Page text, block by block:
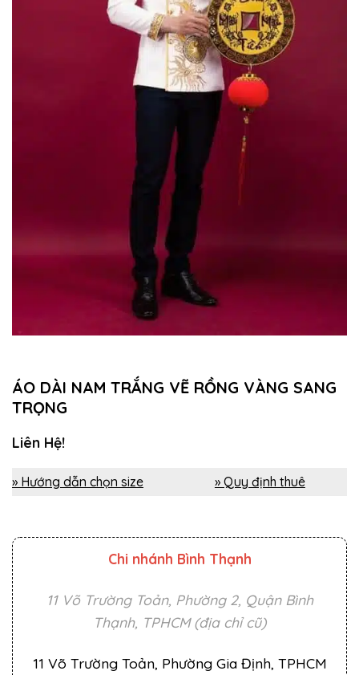
ÁO DÀI NAM TRẮNG VẼ RỒNG VÀNG SANG
TRỌNG
Liên Hệ!
» Hướng dẫn chọn size » Quy định thuê
Chi nhánh Bình Thạnh
11 Võ Trường Toản, Phường 2, Quận Bình
Thạnh, TPHCM (địa chỉ cũ)
11 Võ Trường Toản, Phường Gia Định, TPHCM